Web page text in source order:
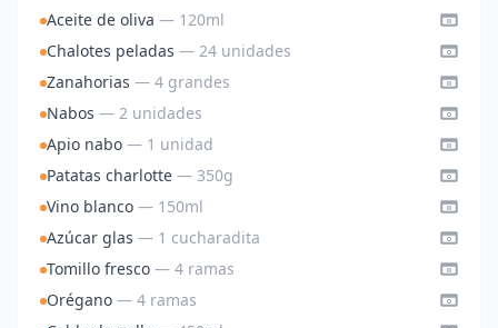
Aceite de oliva — 120ml
Chalotes peladas — 24 unidades
Zanahorias — 4 grandes
Nabos — 2 unidades
Apio nabo — 1 unidad
Patatas charlotte — 350g
Vino blanco — 150ml
Azúcar glas — 1 cucharadita
Tomillo fresco — 4 ramas
Orégano — 4 ramas